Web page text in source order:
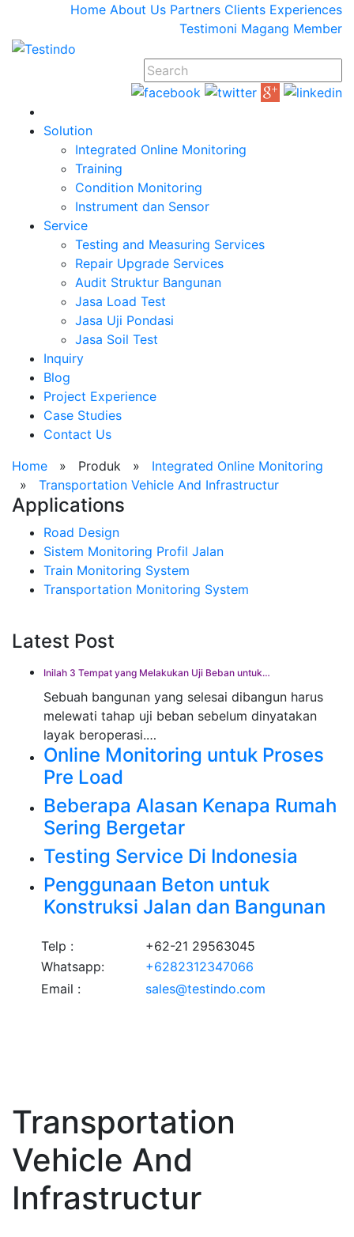
Home About Us Partners Clients Experiences
Testimoni Magang Member
Solution
Integrated Online Monitoring
Training
Condition Monitoring
Instrument dan Sensor
Service
Testing and Measuring Services
Repair Upgrade Services
Audit Struktur Bangunan
Jasa Load Test
Jasa Uji Pondasi
Jasa Soil Test
Inquiry
Blog
Project Experience
Case Studies
Contact Us
Home » Produk » Integrated Online Monitoring
» Transportation Vehicle And Infrastructur
Applications
Road Design
Sistem Monitoring Profil Jalan
Train Monitoring System
Transportation Monitoring System
Latest Post
Inilah 3 Tempat yang Melakukan Uji Beban untuk…
Sebuah bangunan yang selesai dibangun harus
melewati tahap uji beban sebelum dinyatakan
layak beroperasi.…
Online Monitoring untuk Proses
Pre Load
Beberapa Alasan Kenapa Rumah
Sering Bergetar
Testing Service Di Indonesia
Penggunaan Beton untuk
Konstruksi Jalan dan Bangunan
Telp :
+62-21 29563045
Whatsapp:
+6282312347066
Email :
sales@testindo.com
Transportation
Vehicle And
Infrastructur